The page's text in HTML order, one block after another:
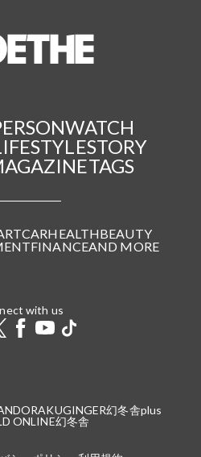
WATCH
STORY
TAGS
CARHEALTHBEAUTY
FINANCEAND MORE
with us
GINGER幻冬舎plus
ONLINE幻冬舎